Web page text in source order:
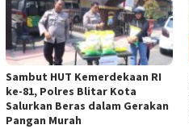
Sambut HUT Kemerdekaan RI
ke-81, Polres Blitar Kota
Salurkan Beras dalam Gerakan
Pangan Murah